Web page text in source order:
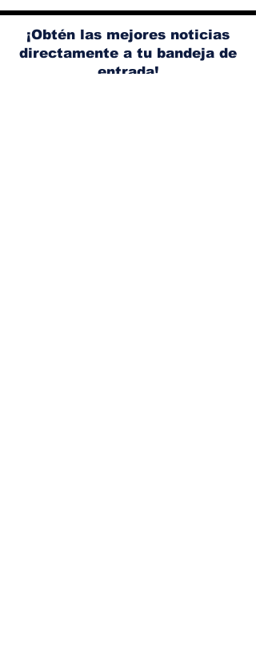
Weaver tomará su
lugar
¡Obtén las mejores noticias
directamente a tu bandeja de
entrada!